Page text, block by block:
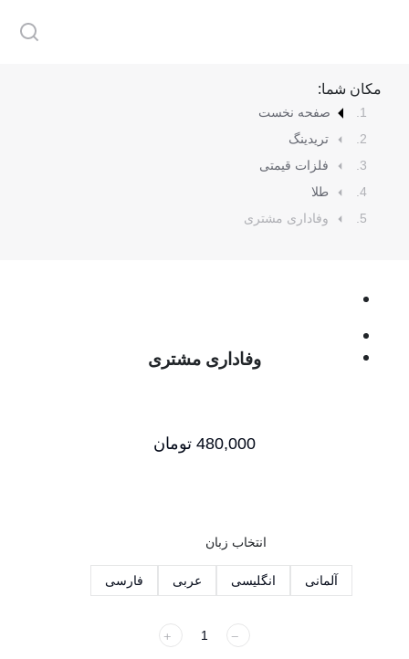
مکان شما:
صفحه نخست
تریدینگ
فلزات قیمتی
طلا
وفاداری مشتری
وفاداری مشتری
480,000 تومان
انتخاب زبان
آلمانی انگلیسی عربی فارسی
﹣
﹢